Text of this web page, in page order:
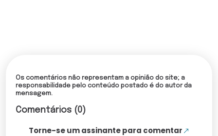
Os comentários não representam a opinião do site; a
responsabilidade pelo conteúdo postado é do autor da
mensagem.
Comentários (0)
Torne-se um assinante para comentar